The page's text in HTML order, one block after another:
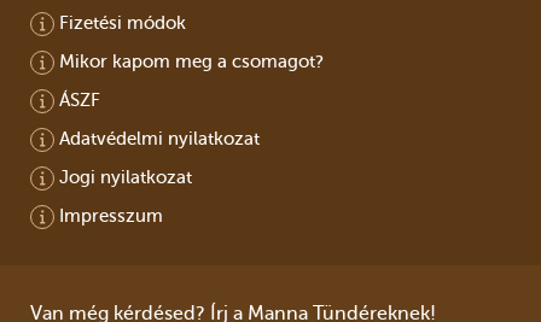
Fizetési módok
Mikor kapom meg a csomagot?
ÁSZF
Adatvédelmi nyilatkozat
Jogi nyilatkozat
Impresszum
Van még kérdésed? Írj a Manna Tündéreknek!